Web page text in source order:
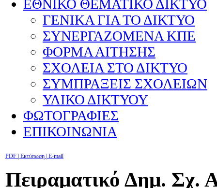
ΕΘΝΙΚΟ ΘΕΜΑΤΙΚΟ ΔΙΚΤΥΟ
ΓΕΝΙΚΑ ΓΙΑ ΤΟ ΔΙΚΤΥΟ
ΣΥΝΕΡΓΑΖΟΜΕΝΑ ΚΠΕ
ΦΟΡΜΑ ΑΙΤΗΣΗΣ
ΣΧΟΛΕΙΑ ΣΤΟ ΔΙΚΤΥΟ
ΣΥΜΠΡΑΞΕΙΣ ΣΧΟΛΕΙΩΝ
ΥΛΙΚΟ ΔΙΚΤΥΟΥ
ΦΩΤΟΓΡΑΦΙΕΣ
ΕΠΙΚΟΙΝΩΝΙΑ
PDF | Εκτύπωση | E-mail
Πειραματικό Δημ. Σχ.